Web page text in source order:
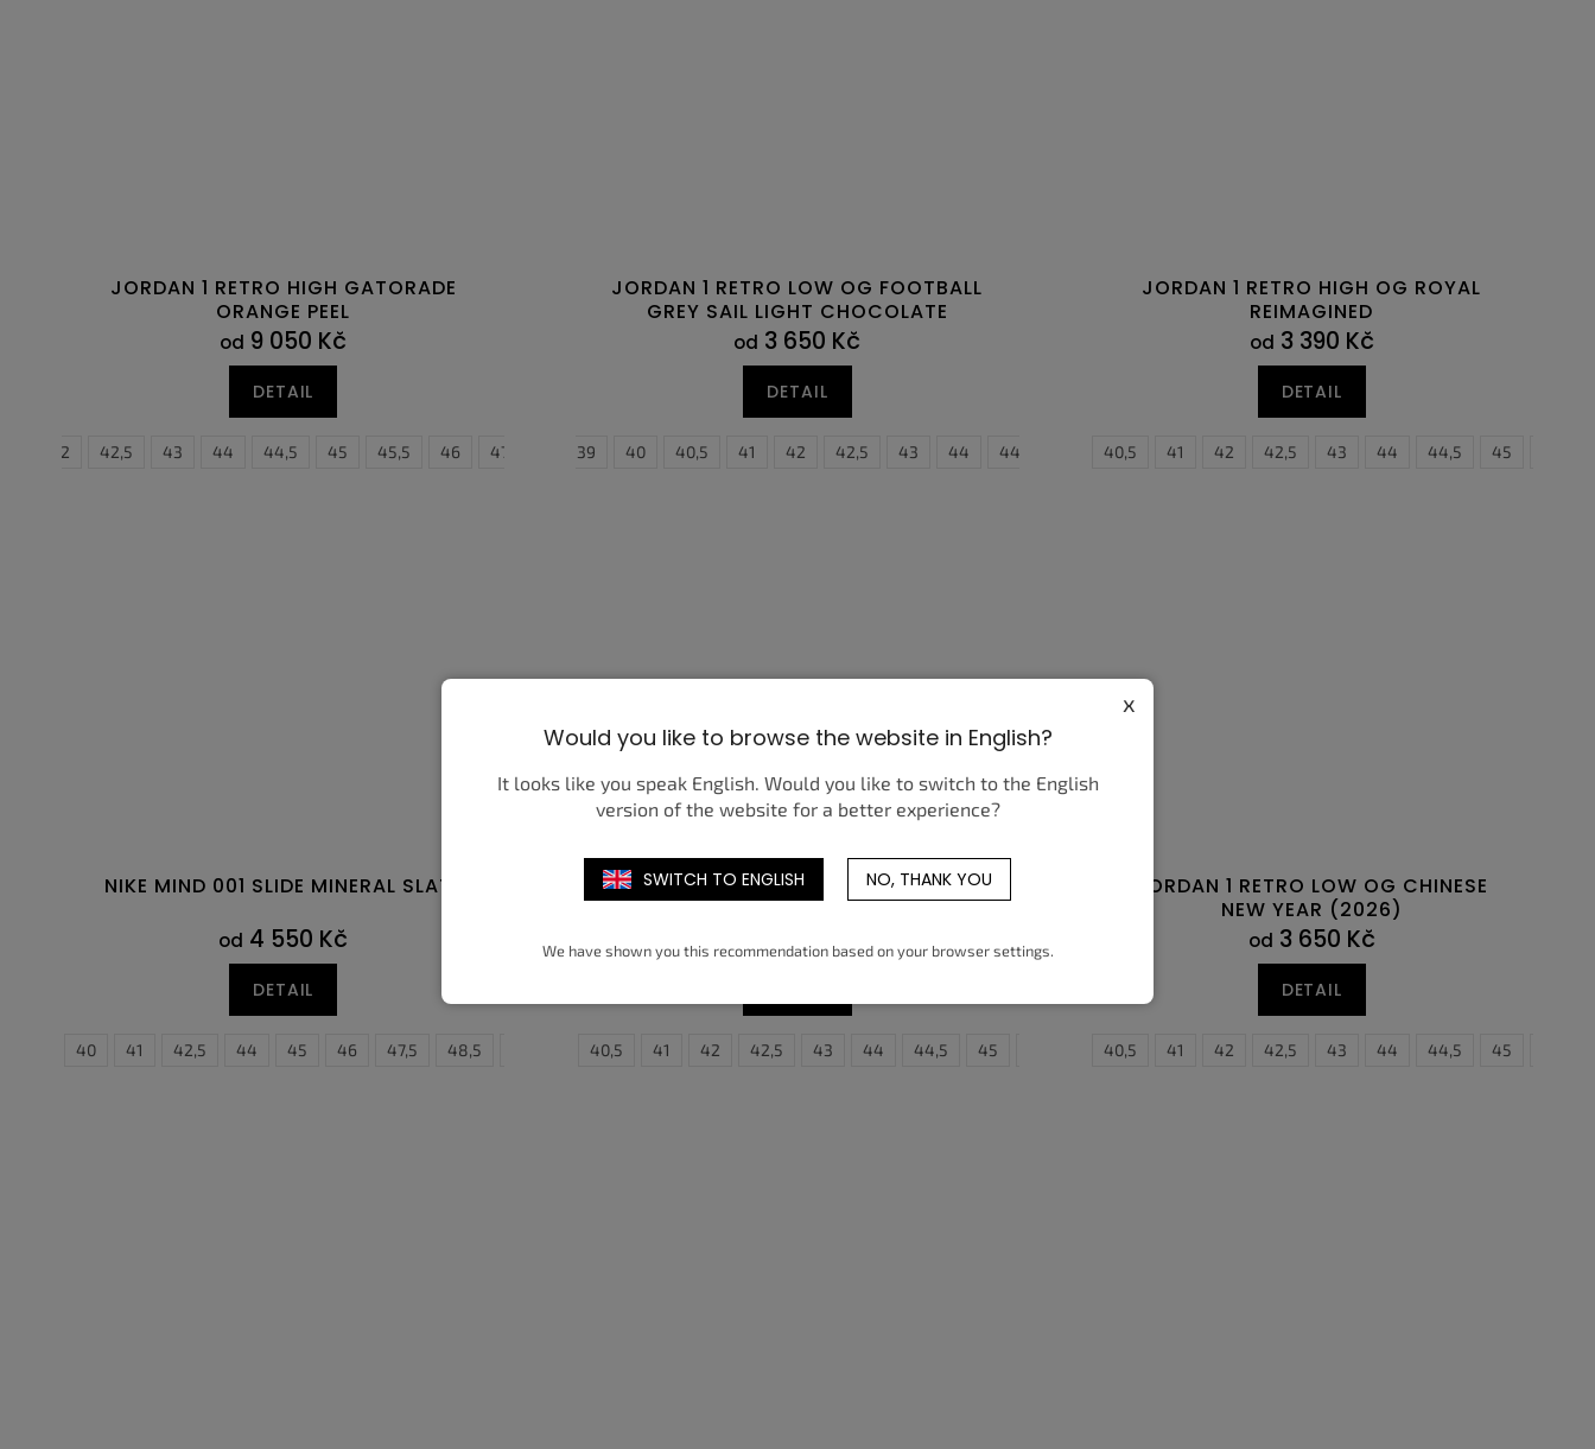
JORDAN 1 RETRO HIGH GATORADE
ORANGE PEEL
od 9 050 Kč
DETAIL
42 42,5 43 44 44,5 45 45,5 46 47
JORDAN 1 RETRO LOW OG FOOTBALL
GREY SAIL LIGHT CHOCOLATE
od 3 650 Kč
DETAIL
35,5 36 36,5 37,5 39 40 40,5 41 42 42,5 43 44 44,5 45,5 46 47 47,5
JORDAN 1 RETRO HIGH OG ROYAL
REIMAGINED
od 3 390 Kč
DETAIL
37,5 38 38,5 39 40,5 41 42 42,5 43 44 44,5 45
NIKE MIND 001 SLIDE MINERAL SLATE
od 4 550 Kč
DETAIL
40 41 42,5 44 45 46 47,5 48,5
NIKE AIR FORCE 1 LOW SP AMBUSH
PHANTOM
7 350 Kč
37,5 38 38,5 40,5 41 42 42,5 43 44 44,5 45 46 47,5
JORDAN 1 RETRO LOW OG CHINESE
NEW YEAR (2026)
od 3 650 Kč
DETAIL
38,5 40,5 41 42 42,5 43 44 44,5 45
Would you like to browse the website in English?
x
It looks like you speak English. Would you like to switch to the English
version of the website for a better experience?
SWITCH TO ENGLISH NO, THANK YOU
We have shown you this recommendation based on your browser settings.